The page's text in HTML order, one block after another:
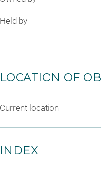
Held by
LOCATION OF
Current location
INDEX